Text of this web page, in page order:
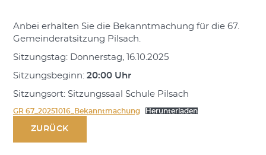
Anbei erhalten Sie die Bekanntmachung für die 67.
Gemeinderatsitzung Pilsach.
Sitzungstag: Donnerstag, 16.10.2025
Sitzungsbeginn:20:00 Uhr
Sitzungsort: Sitzungssaal Schule Pilsach
GR 67_20251016_Bekanntmachung Herunterladen
ZURÜCK